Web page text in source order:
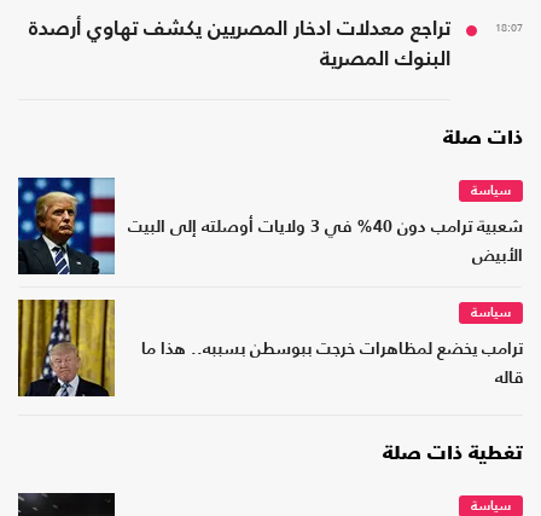
18:07
تراجع معدلات ادخار المصريين يكشف تهاوي أرصدة
البنوك المصرية
ذات صلة
سياسة
شعبية ترامب دون 40% في 3 ولايات أوصلته إلى البيت
الأبيض
سياسة
ترامب يخضع لمظاهرات خرجت ببوسطن بسببه.. هذا ما
قاله
تغطية ذات صلة
سياسة